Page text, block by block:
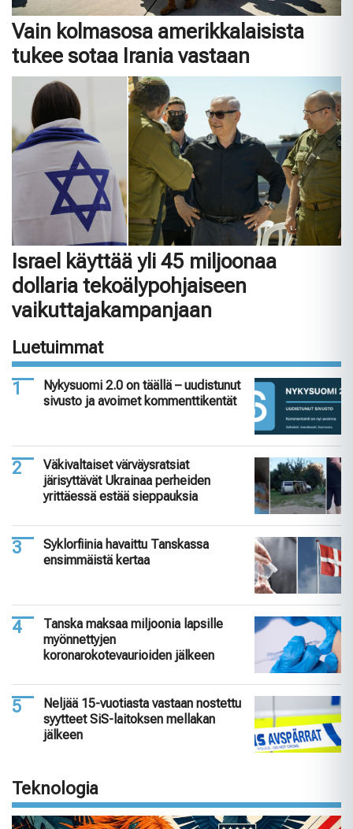
Vain kolmasosa amerikkalaisista
tukee sotaa Irania vastaan
Israel käyttää yli 45 miljoonaa
dollaria tekoälypohjaiseen
vaikuttajakampanjaan
Luetuimmat
Nykysuomi 2.0 on täällä – uudistunut
sivusto ja avoimet kommenttikentät
Väkivaltaiset värväysratsiat
järisyttävät Ukrainaa perheiden
yrittäessä estää sieppauksia
Syklorfiinia havaittu Tanskassa
ensimmäistä kertaa
Tanska maksaa miljoonia lapsille
myönnettyjen
koronarokotevaurioiden jälkeen
Neljää 15-vuotiasta vastaan nostettu
syytteet SiS-laitoksen mellakan
jälkeen
Teknologia